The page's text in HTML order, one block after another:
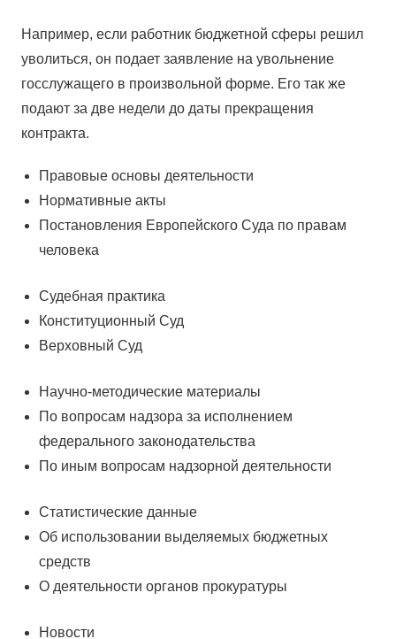
Например, если работник бюджетной сферы решил
уволиться, он подает заявление на увольнение
госслужащего в произвольной форме. Его так же
подают за две недели до даты прекращения
контракта.
Правовые основы деятельности
Нормативные акты
Постановления Европейского Суда по правам
человека
Судебная практика
Конституционный Суд
Верховный Суд
Научно-методические материалы
По вопросам надзора за исполнением
федерального законодательства
По иным вопросам надзорной деятельности
Статистические данные
Об использовании выделяемых бюджетных
средств
О деятельности органов прокуратуры
Новости